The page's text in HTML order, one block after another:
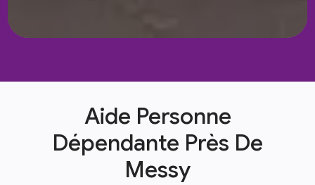
Aide Personne
Dépendante Près De
Messy